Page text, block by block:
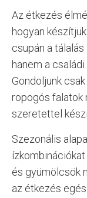
Az étkezés
hogyan
csupán a
hanem a
Gondoljunk
ropogós falatok
szeretettel
Szezonális
és gyümölcsök
az étkezés